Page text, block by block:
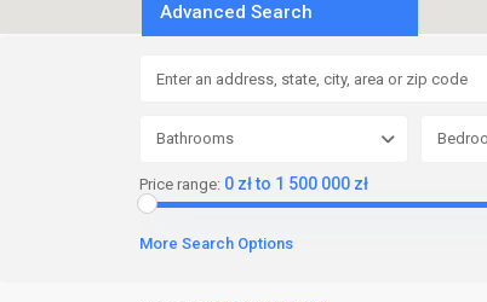
Advanced Search
Bathrooms
Price range: 0 zł to 1 500 000 zł
More Search Options